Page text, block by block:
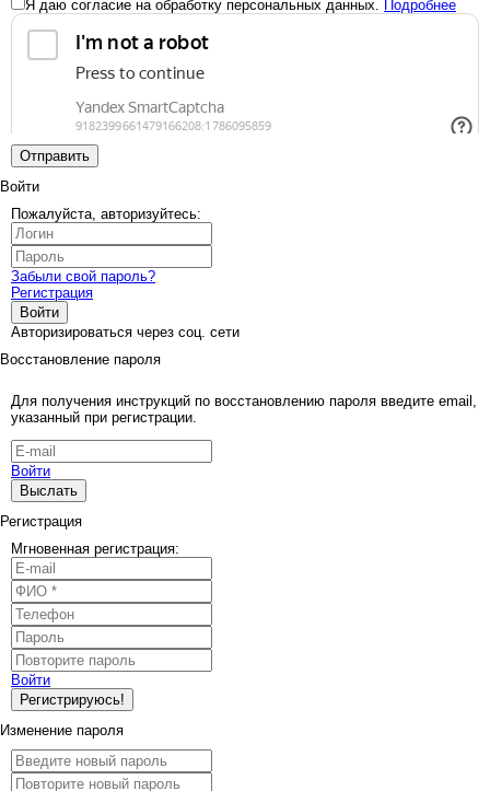
Я даю согласие на обработку персональных данных. Подробнее
Отправить
Войти
Пожалуйста, авторизуйтесь:
Забыли свой пароль?
Регистрация
Войти
Авторизироваться через соц. сети
Восстановление пароля
Для получения инструкций по восстановлению пароля введите email,
указанный при регистрации.
Войти
Выслать
Регистрация
Мгновенная регистрация:
Войти
Регистрируюсь!
Изменение пароля